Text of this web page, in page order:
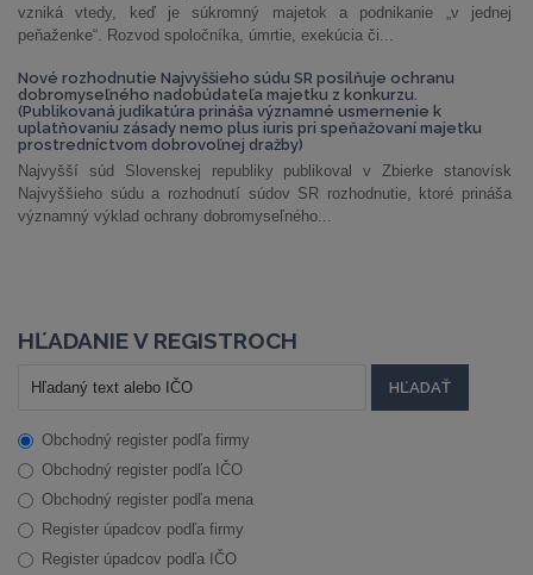
vzniká vtedy, keď je súkromný majetok a podnikanie „v jednej
peňaženke“. Rozvod spoločníka, úmrtie, exekúcia či...
Nové rozhodnutie Najvyššieho súdu SR posilňuje ochranu
dobromyseľného nadobúdateľa majetku z konkurzu.
(Publikovaná judikatúra prináša významné usmernenie k
uplatňovaniu zásady nemo plus iuris pri speňažovaní majetku
prostredníctvom dobrovoľnej dražby)
Najvyšší súd Slovenskej republiky publikoval v Zbierke stanovísk
Najvyššieho súdu a rozhodnutí súdov SR rozhodnutie, ktoré prináša
významný výklad ochrany dobromyseľného...
HĽADANIE V REGISTROCH
Obchodný register podľa firmy
Obchodný register podľa IČO
Obchodný register podľa mena
Register úpadcov podľa firmy
Register úpadcov podľa IČO